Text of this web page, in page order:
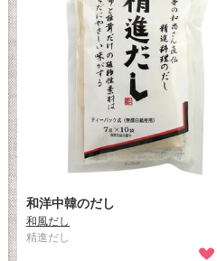
和洋中韓のだし
和風だし
精進だし